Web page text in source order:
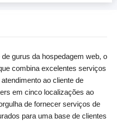
gurus da hospedagem web, o
combina excelentes serviços
ao cliente de
em cinco localizações ao
de fornecer serviços de
para uma base de clientes